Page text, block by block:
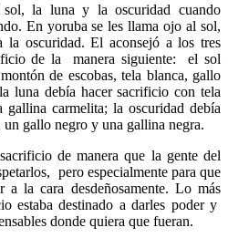
la luna y la oscuridad cuando
En yoruba se les llama ojo al sol,
oscuridad. El aconsejó a los tres
de la manera siguiente: el sol
de escobas, tela blanca, gallo
luna debía hacer sacrificio con tela
carmelita; la oscuridad debía
gallo negro y una gallina negra.
de manera que la gente del
pero especialmente para que
la cara desdeñosamente. Lo más
estaba destinado a darles poder y
donde quiera que fueran.